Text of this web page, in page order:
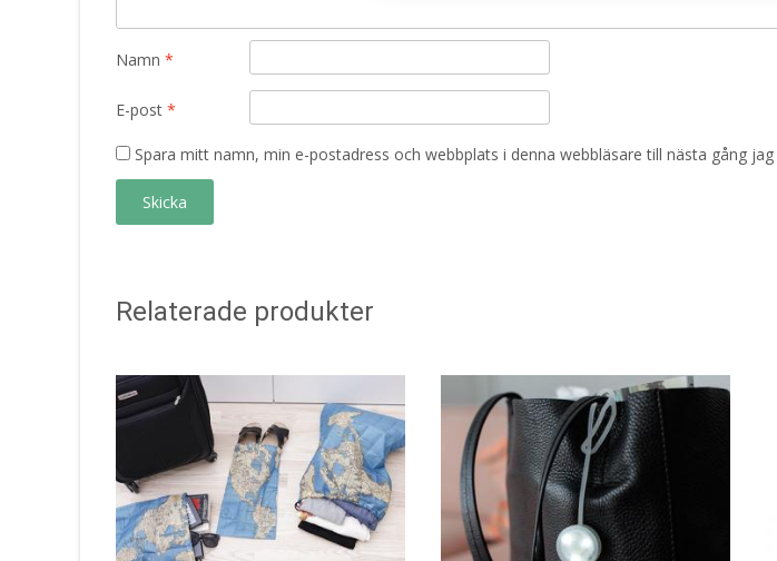
Namn *
E-post *
Spara mitt namn, min e-postadress och webbplats i denna webbläsare till nästa gång
Relaterade produkter